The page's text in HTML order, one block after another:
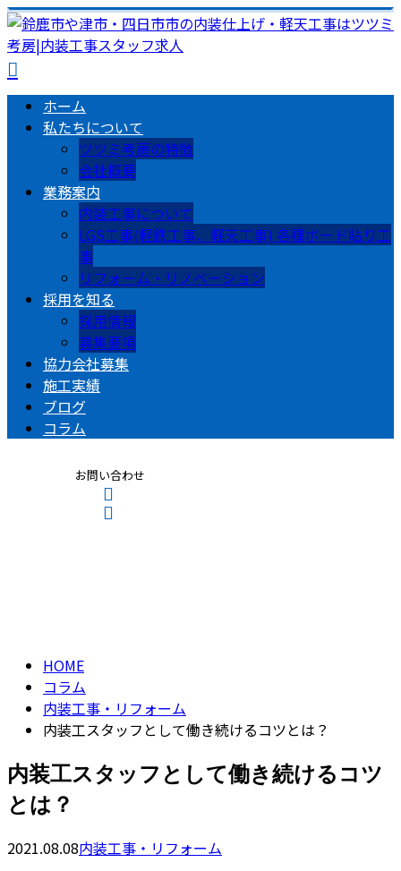
ホーム
私たちについて
ツツミ考房の特徴
会社概要
業務案内
内装工事について
LGS工事(軽鉄工事、軽天工事) 各種ボード貼り工
事
リフォーム・リノベーション
採用を知る
採用情報
募集要項
協力会社募集
施工実績
ブログ
コラム
お問い合わせ
HOME
コラム
内装工事・リフォーム
内装工スタッフとして働き続けるコツとは？
内装工スタッフとして働き続けるコツ
とは？
2021.08.08内装工事・リフォーム